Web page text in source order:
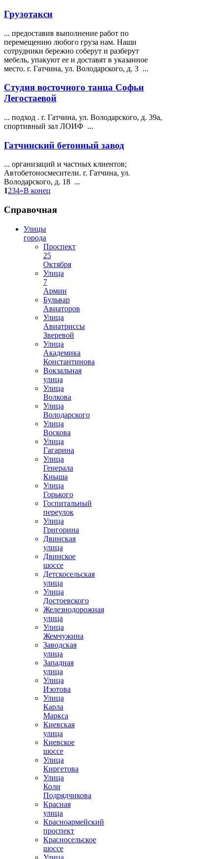
Грузотакси
... предоставив выполнение работ по
перемещению любого груза нам. Наши
сотрудники бережно соберут и разберут
мебель, упакуют ее и доставят в указанное
место. г. Гатчина, ул. Володарского, д. 3 ...
Студия восточного танца Софьи
Легостаевой
... подход . г. Гатчина, ул. Володарского, д. 39а,
спортивный зал ЛОИФ ...
Гатчинский бетонный завод
... организаций и частных клиентов;
Автобетоносмесители. г. Гатчина, ул.
Володарского, д. 18 ...
1234»В конец
Справочная
Улицы
города
Проспект
25
Октября
Улица
7
Армии
Бульвар
Авиаторов
Улица
Авиатриссы
Зверевой
Улица
Академика
Константинова
Вокзальная
улица
Улица
Волкова
Улица
Володарского
Улица
Воскова
Улица
Гагарина
Улица
Генерала
Кныша
Улица
Горького
Госпитальный
переулок
Улица
Григорина
Двинская
улица
Двинское
шоссе
Детскосельская
улица
Улица
Достоевского
Железнодорожная
улица
Улица
Жемчужина
Заводская
улица
Западная
улица
Улица
Изотова
Улица
Карла
Маркса
Киевская
улица
Киевское
шоссе
Улица
Киргетова
Улица
Коли
Подрядчикова
Красная
улица
Красноармейский
проспект
Красносельское
шоссе
Улица